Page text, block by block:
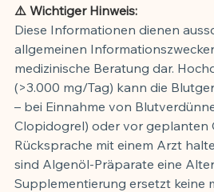
⚠️ Wichtiger Hinweis:
Diese Informationen dienen
allgemeinen
medizinische Beratung dar.
(>3.000 mg/Tag) kann die
– bei Einnahme von
Clopidogrel) oder vor geplanten
Rücksprache mit einem Arzt
sind Algenöl-Präparate eine
Supplementierung ersetzt keine